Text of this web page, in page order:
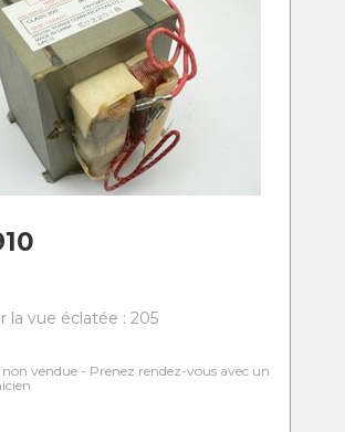
la vue éclatée : 205
non vendue - Prenez rendez-vous avec un